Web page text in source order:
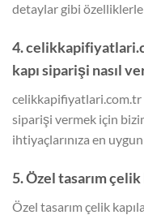
detaylar gibi
4.
kapı siparişi nasıl
celikkapifiyatlari.com.tr
siparişi vermek için
ihtiyaçlarınıza en
5. Özel tasarım
Özel tasarım çelik